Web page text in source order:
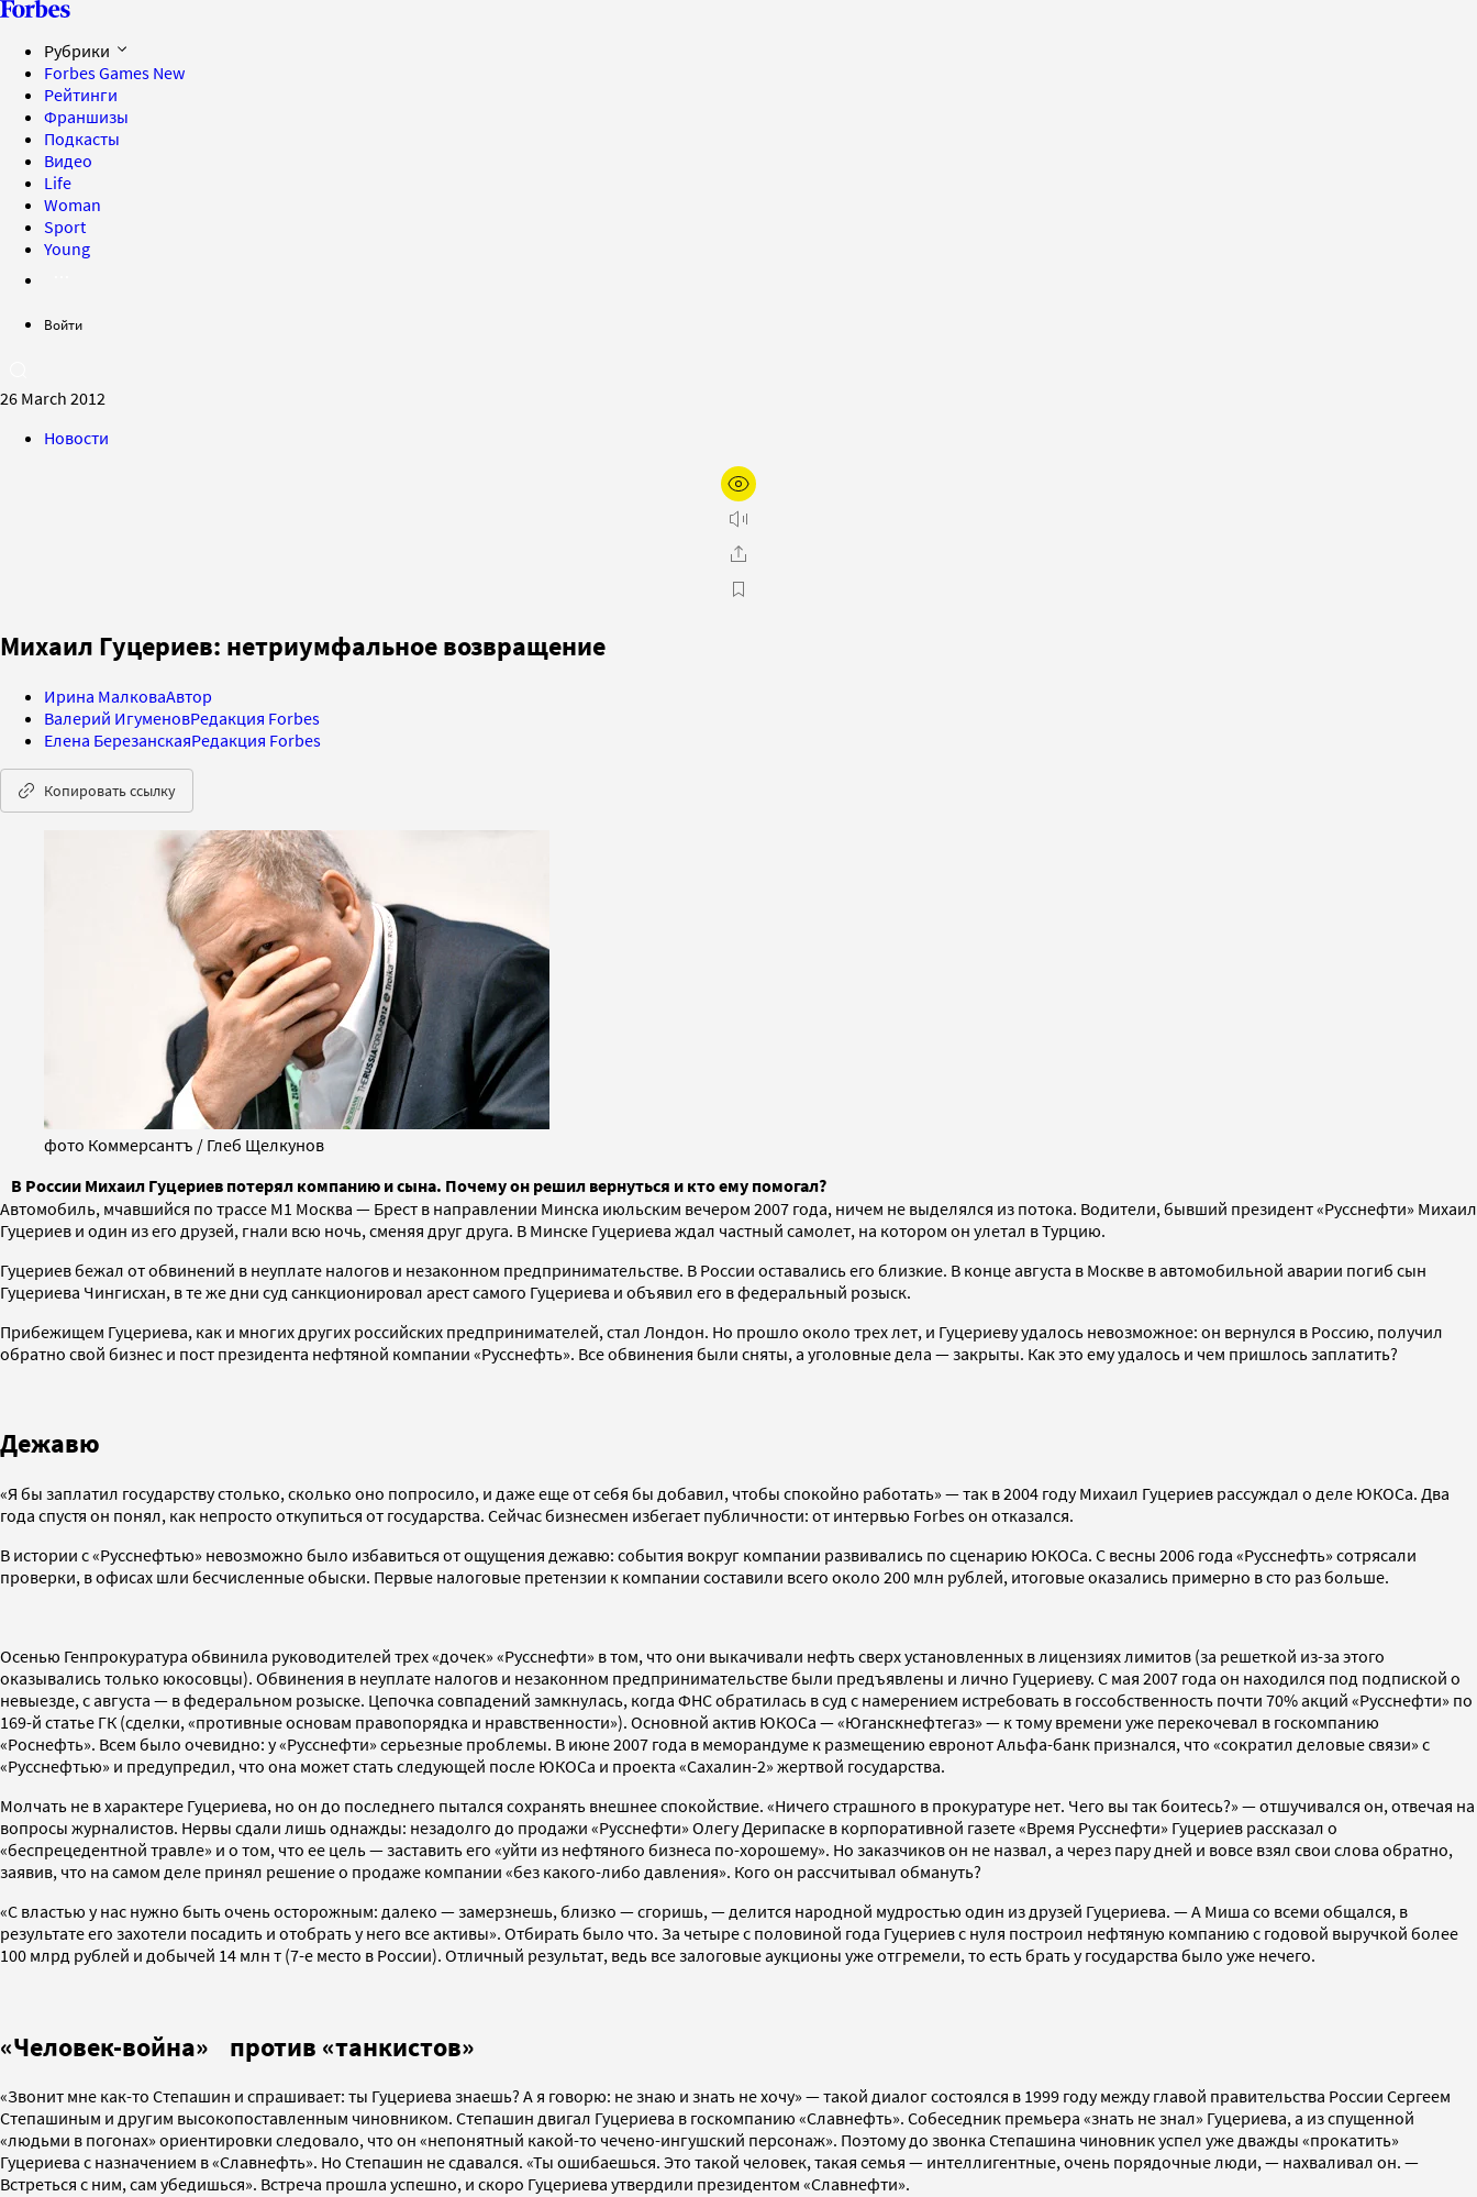
Рубрики
Forbes Games New
Рейтинги
Франшизы
Подкасты
Видео
Life
Woman
Sport
Young
Войти
26 March 2012
Новости
Михаил Гуцериев: нетриумфальное возвращение
Ирина МалковаАвтор
Валерий ИгуменовРедакция Forbes
Елена БерезанскаяРедакция Forbes
Копировать ссылку
фото Коммерсантъ / Глеб Щелкунов
В России Михаил Гуцериев потерял компанию и сына. Почему он решил вернуться и кто ему помогал?
Автомобиль, мчавшийся по трассе М1 Москва — Брест в направлении Минска июльским вечером 2007 года, ничем не выделялся из потока. Водители, бывший президент «Русснефти» Михаил
Гуцериев и один из его друзей, гнали всю ночь, сменяя друг друга. В Минске Гуцериева ждал частный самолет, на котором он улетал в Турцию.
Гуцериев бежал от обвинений в неуплате налогов и незаконном предпринимательстве. В России оставались его близкие. В конце августа в Москве в автомобильной аварии погиб сын
Гуцериева Чингисхан, в те же дни суд санкционировал арест самого Гуцериева и объявил его в федеральный розыск.
Прибежищем Гуцериева, как и многих других российских предпринимателей, стал Лондон. Но прошло около трех лет, и Гуцериеву удалось невозможное: он вернулся в Россию, получил
обратно свой бизнес и пост президента нефтяной компании «Русснефть». Все обвинения были сняты, а уголовные дела — закрыты. Как это ему удалось и чем пришлось заплатить?
Дежавю
«Я бы заплатил государству столько, сколько оно попросило, и даже еще от себя бы добавил, чтобы спокойно работать» — так в 2004 году Михаил Гуцериев рассуждал о деле ЮКОСа. Два
года спустя он понял, как непросто откупиться от государства. Сейчас бизнесмен избегает публичности: от интервью Forbes он отказался.
В истории с «Русснефтью» невозможно было избавиться от ощущения дежавю: события вокруг компании развивались по сценарию ЮКОСа. С весны 2006 года «Русснефть» сотрясали
проверки, в офисах шли бесчисленные обыски. Первые налоговые претензии к компании составили всего около 200 млн рублей, итоговые оказались примерно в сто раз больше.
Осенью Генпрокуратура обвинила руководителей трех «дочек» «Русснефти» в том, что они выкачивали нефть сверх установленных в лицензиях лимитов (за решеткой из-за этого
оказывались только юкосовцы). Обвинения в неуплате налогов и незаконном предпринимательстве были предъявлены и лично Гуцериеву. С мая 2007 года он находился под подпиской о
невыезде, с августа — в федеральном розыске. Цепочка совпадений замкнулась, когда ФНС обратилась в суд с намерением истребовать в госсобственность почти 70% акций «Русснефти» по
169-й статье ГК (сделки, «противные основам правопорядка и нравственности»). Основной актив ЮКОСа — «Юганскнефтегаз» — к тому времени уже перекочевал в госкомпанию
«Роснефть». Всем было очевидно: у «Русснефти» серьезные проблемы. В июне 2007 года в меморандуме к размещению евронот Альфа-банк признался, что «сократил деловые связи» с
«Русснефтью» и предупредил, что она может стать следующей после ЮКОСа и проекта «Сахалин-2» жертвой государства.
Молчать не в характере Гуцериева, но он до последнего пытался сохранять внешнее спокойствие. «Ничего страшного в прокуратуре нет. Чего вы так боитесь?» — отшучивался он, отвечая на
вопросы журналистов. Нервы сдали лишь однажды: незадолго до продажи «Русснефти» Олегу Дерипаске в корпоративной газете «Время Русснефти» Гуцериев рассказал о
«беспрецедентной травле» и о том, что ее цель — заставить его «уйти из нефтяного бизнеса по-хорошему». Но заказчиков он не назвал, а через пару дней и вовсе взял свои слова обратно,
заявив, что на самом деле принял решение о продаже компании «без какого-либо давления». Кого он рассчитывал обмануть?
«С властью у нас нужно быть очень осторожным: далеко — замерзнешь, близко — сгоришь, — делится народной мудростью один из друзей Гуцериева. — А Миша со всеми общался, в
результате его захотели посадить и отобрать у него все активы». Отбирать было что. За четыре с половиной года Гуцериев с нуля построил нефтяную компанию с годовой выручкой более
100 млрд рублей и добычей 14 млн т (7-е место в России). Отличный результат, ведь все залоговые аукционы уже отгремели, то есть брать у государства было уже нечего.
«Человек-война» против «танкистов»
«Звонит мне как-то Степашин и спрашивает: ты Гуцериева знаешь? А я говорю: не знаю и знать не хочу» — такой диалог состоялся в 1999 году между главой правительства России Сергеем
Степашиным и другим высокопоставленным чиновником. Степашин двигал Гуцериева в госкомпанию «Славнефть». Собеседник премьера «знать не знал» Гуцериева, а из спущенной
«людьми в погонах» ориентировки следовало, что он «непонятный какой-то чечено-ингушский персонаж». Поэтому до звонка Степашина чиновник успел уже дважды «прокатить»
Гуцериева с назначением в «Славнефть». Но Степашин не сдавался. «Ты ошибаешься. Это такой человек, такая семья — интеллигентные, очень порядочные люди, — нахваливал он. —
Встреться с ним, сам убедишься». Встреча прошла успешно, и скоро Гуцериева утвердили президентом «Славнефти».